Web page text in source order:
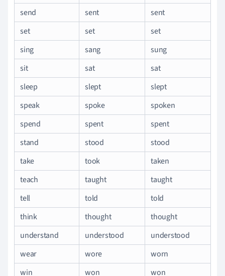
send
sent
sent
set
set
set
sing
sang
sung
sit
sat
sat
sleep
slept
slept
speak
spoke
spoken
spend
spent
spent
stand
stood
stood
take
took
taken
teach
taught
taught
tell
told
told
think
thought
thought
understand
understood
understood
wear
wore
worn
win
won
won